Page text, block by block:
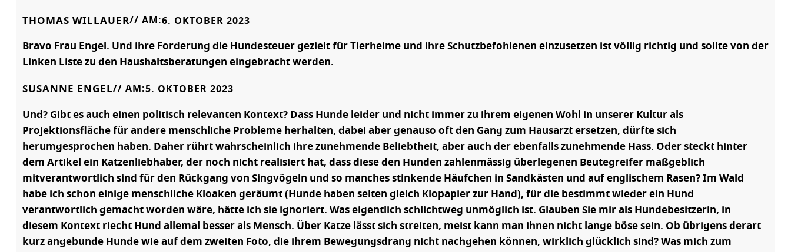
THOMAS WILLAUER// AM:6. OKTOBER 2023
Bravo Frau Engel. Und ihre Forderung die Hundesteuer gezielt für Tierheime und ihre Schutzbefohlenen einzusetzen ist völlig richtig und sollte von der
Linken Liste zu den Haushaltsberatungen eingebracht werden.
SUSANNE ENGEL// AM:5. OKTOBER 2023
Und? Gibt es auch einen politisch relevanten Kontext? Dass Hunde leider und nicht immer zu ihrem eigenen Wohl in unserer Kultur als
Projektionsfläche für andere menschliche Probleme herhalten, dabei aber genauso oft den Gang zum Hausarzt ersetzen, dürfte sich
herumgesprochen haben. Daher rührt wahrscheinlich ihre zunehmende Beliebtheit, aber auch der ebenfalls zunehmende Hass. Oder steckt hinter
dem Artikel ein Katzenliebhaber, der noch nicht realisiert hat, dass diese den Hunden zahlenmässig überlegenen Beutegreifer maßgeblich
mitverantwortlich sind für den Rückgang von Singvögeln und so manches stinkende Häufchen in Sandkästen und auf englischem Rasen? Im Wald
habe ich schon einige menschliche Kloaken geräumt (Hunde haben selten gleich Klopapier zur Hand), für die bestimmt wieder ein Hund
verantwortlich gemacht worden wäre, hätte ich sie ignoriert. Was eigentlich schlichtweg unmöglich ist. Glauben Sie mir als Hundebesitzerin, in
diesem Kontext riecht Hund allemal besser als Mensch. Über Katze lässt sich streiten, meist kann man ihnen nicht lange böse sein. Ob übrigens derart
kurz angebunde Hunde wie auf dem zweiten Foto, die ihrem Bewegungsdrang nicht nachgehen können, wirklich glücklich sind? Was mich zum